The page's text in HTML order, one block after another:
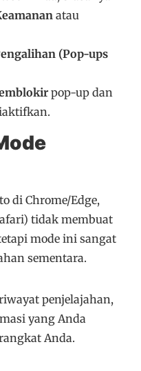
atau
(Pop-ups
pop-up dan
di Chrome/Edge,
tidak membuat
mode ini sangat
sementara.
penjelajahan,
yang Anda
Anda.